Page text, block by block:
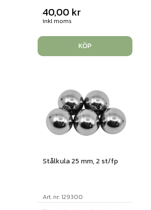
40,00 kr
inkl moms
KÖP
Stålkula 25 mm, 2 st/fp
Art. nr: 129300